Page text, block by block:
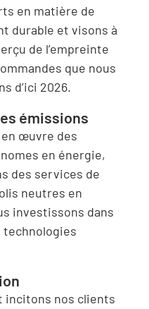
en matière de
durable et visons à
de l’empreinte
que nous
d’ici 2026.
émissions
œuvre des
en énergie,
des services de
neutres en
investissons dans
technologies
incitons nos clients